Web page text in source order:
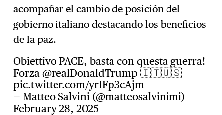
acompañar el cambio de posición del
gobierno italiano destacando los beneficios
de la paz.
Obiettivo PACE, basta con questa guerra!
Forza@realDonaldTrump 🇮🇹🇺🇸
pic.twitter.com/yrIFp3cAjm
— Matteo Salvini (@matteosalvinimi)
February 28, 2025